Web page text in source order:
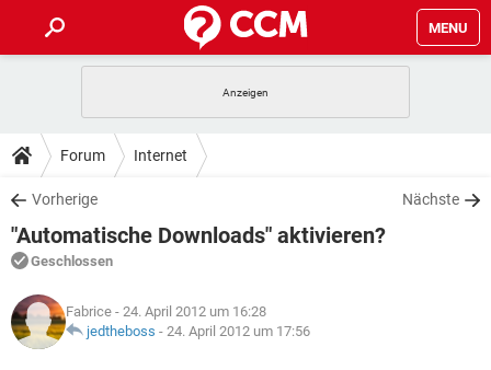
MENU
ANDROID
WINDOWS 10
WHATSAPP TIKTOK
FACEBOOK
TIPPS & TRICKS
SPIELE
WINDOWS 10
WHATSAPP
FACEBOOK HARDWARE
DOWNLOADS
SPIELE STREAMING
ANDROID
WINDOWS 10 INSTAGRAM
WHATSAPP
FORUM
SPIELE
ANDROID IOS
LEXIKON
SPIELE
Forum Internet
Vorherige Nächste
"Automatische Downloads" aktivieren?
Geschlossen
Fabrice - 24. April 2012 um 16:28
jedtheboss - 24. April 2012 um 17:56